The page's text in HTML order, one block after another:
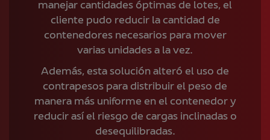
manejar cantidades óptimas de lotes, el
cliente pudo reducir la cantidad de
contenedores necesarios para mover
varias unidades a la vez.
Además, esta solución alteró el uso de
contrapesos para distribuir el peso de
manera más uniforme en el contenedor y
reducir así el riesgo de cargas inclinadas o
desequilibradas.